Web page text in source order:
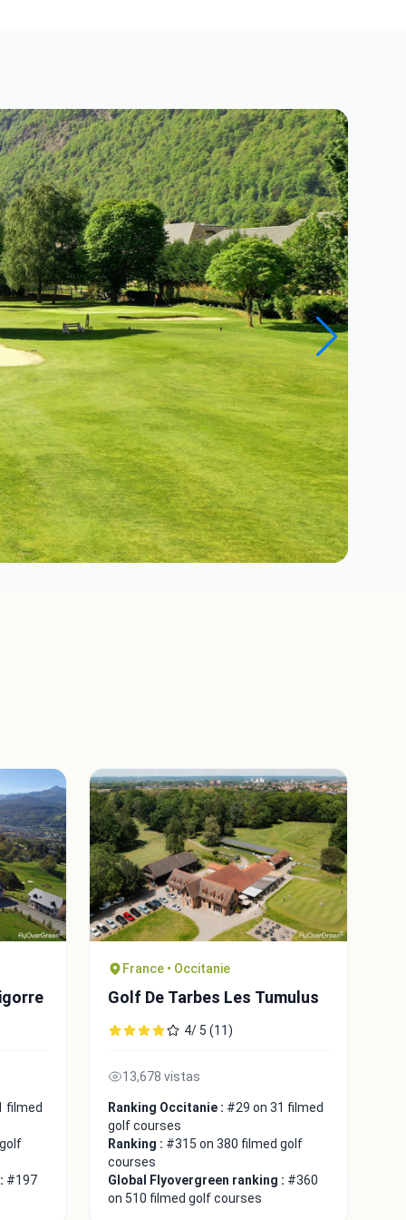
filmed
#197
France • Occitanie
Golf De Tarbes Les Tumulus
4/ 5 (11)
13,678 vistas
Ranking Occitanie : #29 on 31 filmed
golf courses
Ranking : #315 on 380 filmed golf
courses
Global Flyovergreen ranking : #360
on 510 filmed golf courses
Close